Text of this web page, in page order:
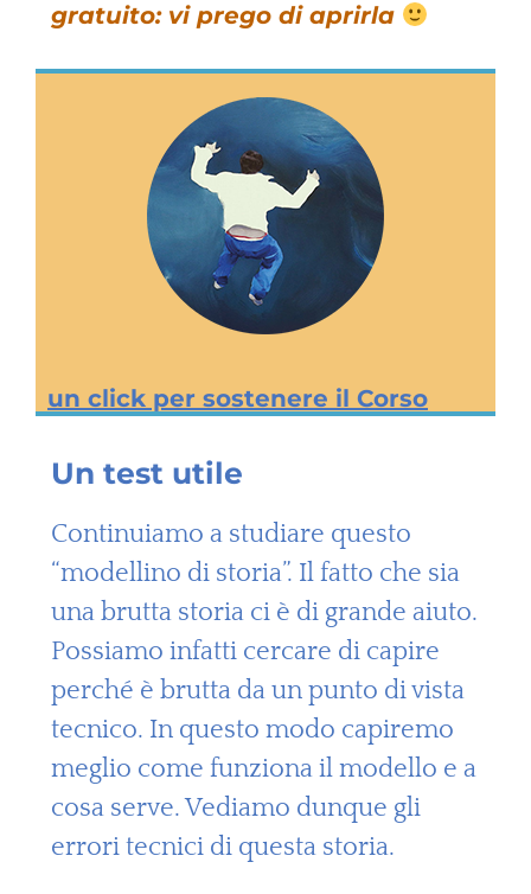
gratuito: vi prego di aprirla
un click per sostenere il Corso
Un test utile
Continuiamo a studiare questo
“modellino di storia”. Il fatto che sia
una brutta storia ci è di grande aiuto.
Possiamo infatti cercare di capire
perché è brutta da un punto di vista
tecnico. In questo modo capiremo
meglio come funziona il modello e a
cosa serve. Vediamo dunque gli
errori tecnici di questa storia.